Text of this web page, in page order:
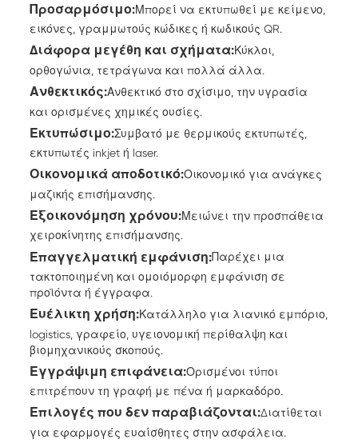
Προσαρμόσιμο:Μπορεί να εκτυπωθεί με κείμενο,
εικόνες, γραμμωτούς κώδικες ή κωδικούς QR.
Διάφορα μεγέθη και σχήματα:Κύκλοι,
ορθογώνια, τετράγωνα και πολλά άλλα.
Ανθεκτικός:Ανθεκτικό στο σχίσιμο, την υγρασία
και ορισμένες χημικές ουσίες.
Εκτυπώσιμο:Συμβατό με θερμικούς εκτυπωτές,
εκτυπωτές inkjet ή laser.
Οικονομικά αποδοτικό:Οικονομικό για ανάγκες
μαζικής επισήμανσης.
Εξοικονόμηση χρόνου:Μειώνει την προσπάθεια
χειροκίνητης επισήμανσης.
Επαγγελματική εμφάνιση:Παρέχει μια
τακτοποιημένη και ομοιόμορφη εμφάνιση σε
προϊόντα ή έγγραφα.
Ευέλικτη χρήση:Κατάλληλο για λιανικό εμπόριο,
logistics, γραφείο, υγειονομική περίθαλψη και
βιομηχανικούς σκοπούς.
Εγγράψιμη επιφάνεια:Ορισμένοι τύποι
επιτρέπουν τη γραφή με πένα ή μαρκαδόρο.
Επιλογές που δεν παραβιάζονται:Διατίθεται
για εφαρμογές ευαίσθητες στην ασφάλεια.